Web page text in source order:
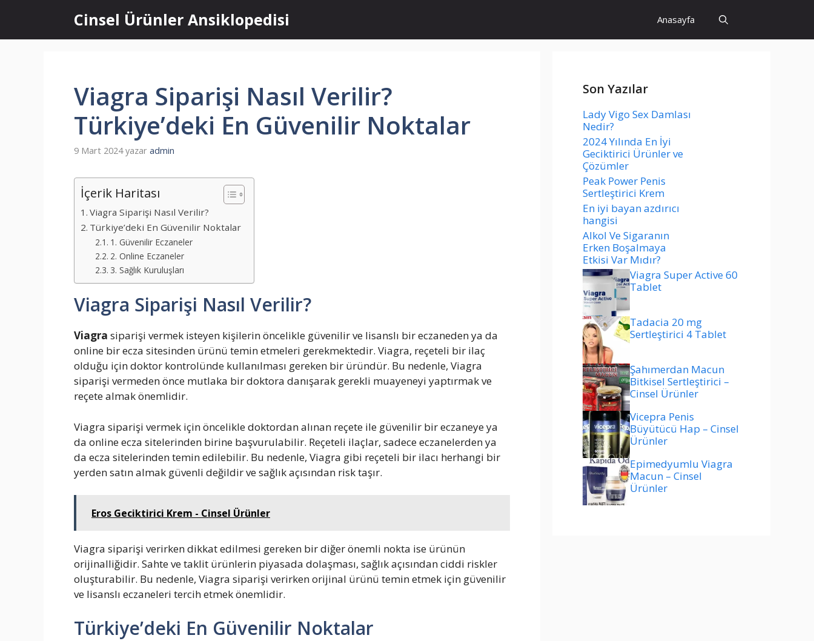
Cinsel Ürünler Ansiklopedisi Anasayfa
Viagra Siparişi Nasıl Verilir?
Türkiye’deki En Güvenilir Noktalar
9 Mart 2024 yazar admin
İçerik Haritası
Viagra Siparişi Nasıl Verilir?
Türkiye’deki En Güvenilir Noktalar
1. Güvenilir Eczaneler
2. Online Eczaneler
3. Sağlık Kuruluşları
Viagra Siparişi Nasıl Verilir?
Viagra siparişi vermek isteyen kişilerin öncelikle güvenilir ve lisanslı bir eczaneden ya da
online bir ecza sitesinden ürünü temin etmeleri gerekmektedir. Viagra, reçeteli bir ilaç
olduğu için doktor kontrolünde kullanılması gereken bir üründür. Bu nedenle, Viagra
siparişi vermeden önce mutlaka bir doktora danışarak gerekli muayeneyi yaptırmak ve
reçete almak önemlidir.
Viagra siparişi vermek için öncelikle doktordan alınan reçete ile güvenilir bir eczaneye ya
da online ecza sitelerinden birine başvurulabilir. Reçeteli ilaçlar, sadece eczanelerden ya
da ecza sitelerinden temin edilebilir. Bu nedenle, Viagra gibi reçeteli bir ilacı herhangi bir
yerden satın almak güvenli değildir ve sağlık açısından risk taşır.
Eros Geciktirici Krem - Cinsel Ürünler
Viagra siparişi verirken dikkat edilmesi gereken bir diğer önemli nokta ise ürünün
orijinalliğidir. Sahte ve taklit ürünlerin piyasada dolaşması, sağlık açısından ciddi riskler
oluşturabilir. Bu nedenle, Viagra siparişi verirken orijinal ürünü temin etmek için güvenilir
ve lisanslı eczaneleri tercih etmek önemlidir.
Türkiye’deki En Güvenilir Noktalar
Son Yazılar
Lady Vigo Sex Damlası
Nedir?
2024 Yılında En İyi
Geciktirici Ürünler ve
Çözümler
Peak Power Penis
Sertleştirici Krem
En iyi bayan azdırıcı
hangisi
Alkol Ve Sigaranın
Erken Boşalmaya
Etkisi Var Mıdır?
Viagra Super Active 60
Tablet
Tadacia 20 mg
Sertleştirici 4 Tablet
Şahımerdan Macun
Bitkisel Sertleştirici –
Cinsel Ürünler
Vicepra Penis
Büyütücü Hap – Cinsel
Ürünler
Epimedyumlu Viagra
Macun – Cinsel
Ürünler